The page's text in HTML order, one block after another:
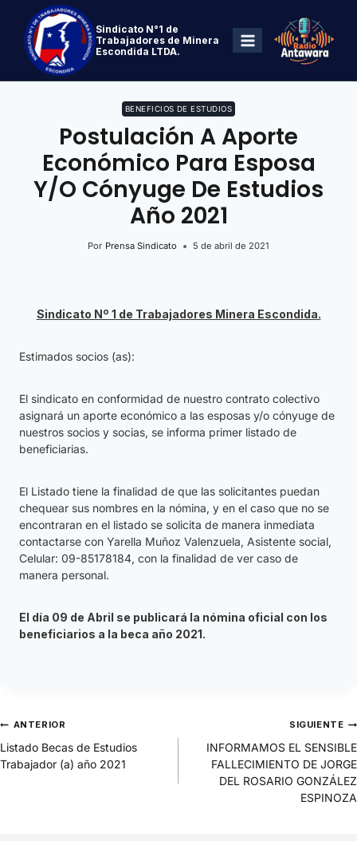
Sindicato N°1 de
Trabajadores de Minera
Escondida LTDA.
BENEFICIOS DE ESTUDIOS
Postulación A Aporte
Económico Para Esposa
Y/o Cónyuge De Estudios
Año 2021
Por Prensa Sindicato 5 de abril de 2021
Sindicato Nº 1 de Trabajadores Minera Escondida.
Estimados socios (as):
El sindicato en conformidad de nuestro contrato colectivo
asignará un aporte económico a las esposas y/o cónyuge de
nuestros socios y socias, se informa primer listado de
beneficiarias.
El Listado tiene la finalidad de que las solicitantes puedan
chequear sus nombres en la nómina, y en el caso que no se
encontraran en el listado se solicita de manera inmediata
contactarse con Yarella Muñoz Valenzuela, Asistente social,
Celular: 09-85178184, con la finalidad de ver caso de
manera personal.
El día 09 de Abril se publicará la nómina oficial con los
beneficiarios a la beca año 2021.
ANTERIOR
Listado Becas de Estudios
Trabajador (a) año 2021
SIGUIENTE
INFORMAMOS EL SENSIBLE
FALLECIMIENTO DE JORGE
DEL ROSARIO GONZÁLEZ
ESPINOZA